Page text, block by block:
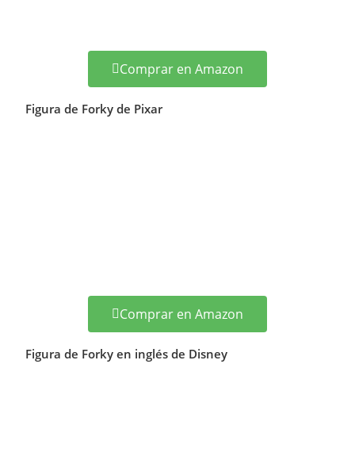
Comprar en Amazon
Figura de Forky de Pixar
Comprar en Amazon
Figura de Forky en inglés de Disney